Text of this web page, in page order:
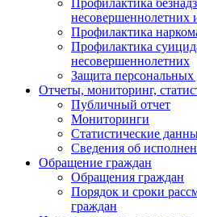
Профилактика
несовершеннолетних
Профилактика
Профилактика
несовершеннолетних
Защита
Отчеты, мониторинг,
Публичный отчет
Мониторинги
Статистические
Сведения об
Обращение граждан
Обращения граждан
Порядок и сроки
граждан